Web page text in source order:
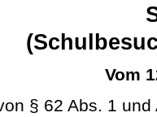
Vom
§ 62 Abs. 1